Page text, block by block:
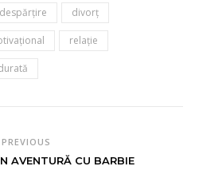
despărţire divorț
relație
AVENTURĂ CU BARBIE